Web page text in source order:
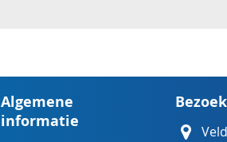
Algemene
informatie